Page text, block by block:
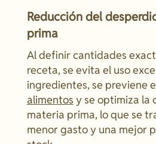
Reducción del
prima
Al definir cantidades
receta, se evita el uso
ingredientes, se previene
alimentos y se optimiza la
materia prima, lo que se
menor gasto y una mejor